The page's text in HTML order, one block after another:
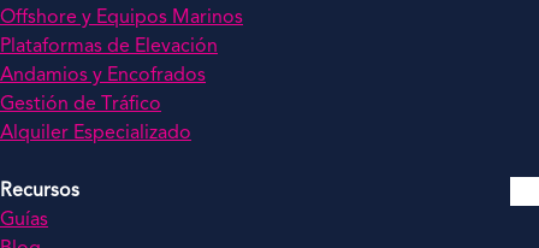
Offshore y Equipos Marinos
Plataformas de Elevación
Andamios y Encofrados
Gestión de Tráfico
Alquiler Especializado
Recursos
Guías